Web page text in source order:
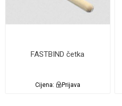
FASTBIND četka
Cijena: Prijava